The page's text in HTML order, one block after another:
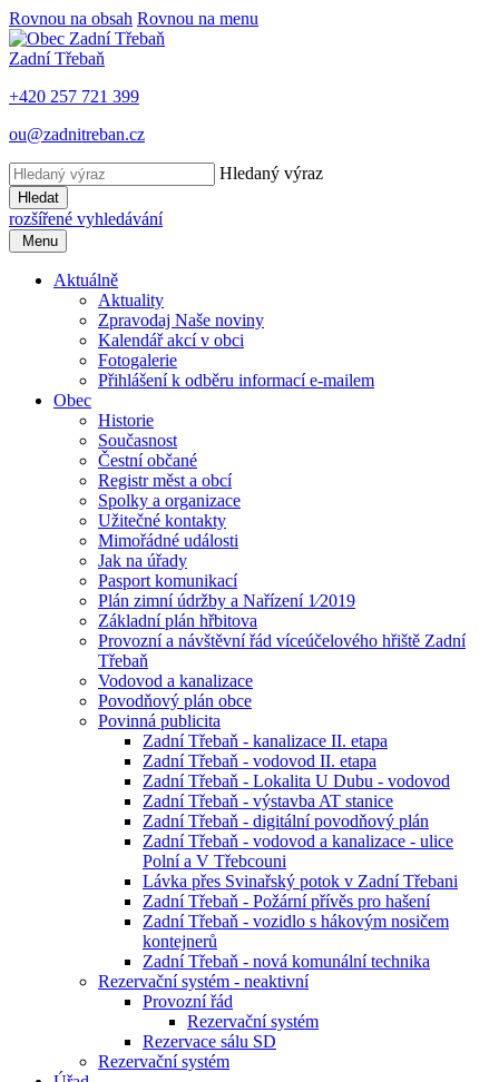
Rovnou na obsah Rovnou na menu
Zadní Třebaň
+420 257 721 399
ou@zadnitreban.cz
Hledaný výraz
Hledat
rozšířené vyhledávání
Menu
Aktuálně
Aktuality
Zpravodaj Naše noviny
Kalendář akcí v obci
Fotogalerie
Přihlášení k odběru informací e-mailem
Obec
Historie
Současnost
Čestní občané
Registr měst a obcí
Spolky a organizace
Užitečné kontakty
Mimořádné události
Jak na úřady
Pasport komunikací
Plán zimní údržby a Nařízení 1⁄2019
Základní plán hřbitova
Provozní a návštěvní řád víceúčelového hřiště Zadní
Třebaň
Vodovod a kanalizace
Povodňový plán obce
Povinná publicita
Zadní Třebaň - kanalizace II. etapa
Zadní Třebaň - vodovod II. etapa
Zadní Třebaň - Lokalita U Dubu - vodovod
Zadní Třebaň - výstavba AT stanice
Zadní Třebaň - digitální povodňový plán
Zadní Třebaň - vodovod a kanalizace - ulice
Polní a V Třebcouni
Lávka přes Svinařský potok v Zadní Třebani
Zadní Třebaň - Požární přívěs pro hašení
Zadní Třebaň - vozidlo s hákovým nosičem
kontejnerů
Zadní Třebaň - nová komunální technika
Rezervační systém - neaktivní
Provozní řád
Rezervační systém
Rezervace sálu SD
Rezervační systém